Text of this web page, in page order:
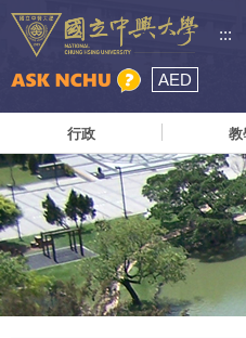
:::
AED
行政 教